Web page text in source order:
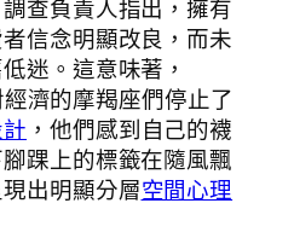
查負責人指出，擁有
信念明顯改良，而未
迷。這意味著，
濟的摩羯座們停止了
，他們感到自己的襪
踝上的標籤在隨風飄
出明顯分層空間心理